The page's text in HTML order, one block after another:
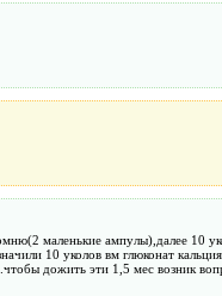
маленькие ампулы),далее 10
10 уколов вм глюконат
дожить эти 1,5 мес возник